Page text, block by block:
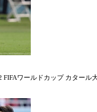
ワールドカップ カター